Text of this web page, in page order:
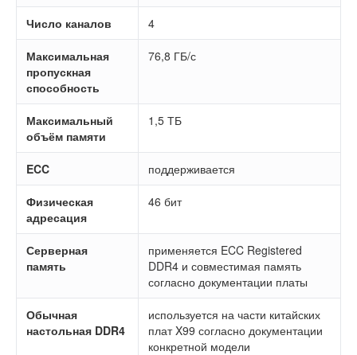
Число каналов 4
Максимальная
пропускная
способность
76,8 ГБ/с
Максимальный
объём памяти
1,5 ТБ
ECC поддерживается
Физическая
адресация
46 бит
Серверная
память
применяется ECC Registered
DDR4 и совместимая память
согласно документации платы
Обычная
настольная DDR4
используется на части китайских
плат X99 согласно документации
конкретной модели